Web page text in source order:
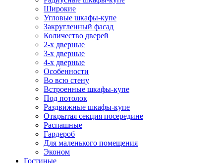
Широкие
Угловые шкафы-купе
Закругленный фасад
Количество дверей
2-х дверные
3-х дверные
4-х дверные
Особенности
Во всю стену
Встроенные шкафы-купе
Под потолок
Раздвижные шкафы-купе
Открытая секция посередине
Распашные
Гардероб
Для маленького помещения
Эконом
Гостиные